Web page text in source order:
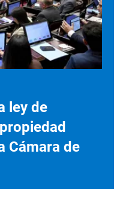
ley de
Cámara de